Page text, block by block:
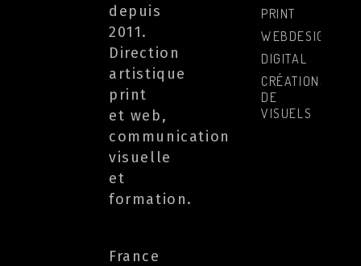
depuis
2011.
Direction
artistique
print
et web,
communication
visuelle
et
formation.
France
PRINT
WEBDESIGN
DIGITAL
CRÉATIONS
DE
VISUELS